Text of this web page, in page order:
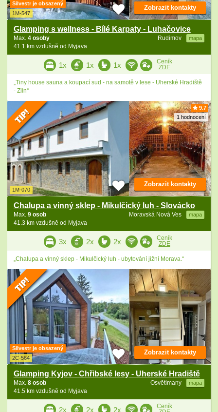
Silvestr je obsazený
1M-547
Glamping s wellness - Bílé Karpaty - Luhačovice
Rudimov mapa
Max. 4 osoby
41.1 km vzdušně od Myjava
Zobrazit kontakty
1x 1x 1x
Ceník
ZDE
„Tiny house sauna a koupací sud - na samotě v lese - Uherské Hradiště
- Zlín“
9.7
1 hodnocení
1M-070
Chalupa a vinný sklep - Mikulčický luh - Slovácko
Moravská Nová Ves mapa
Max. 9 osob
41.3 km vzdušně od Myjava
Zobrazit kontakty
3x 2x 2x
Ceník
ZDE
„Chalupa a vinný sklep - Mikulčický luh - ubytování jižní Morava.“
Silvestr je obsazený
2C-564
Glamping Kyjov - Chřibské lesy - Uherské Hradiště
Osvětimany mapa
Max. 8 osob
41.5 km vzdušně od Myjava
Zobrazit kontakty
2x 2x 2x
Ceník